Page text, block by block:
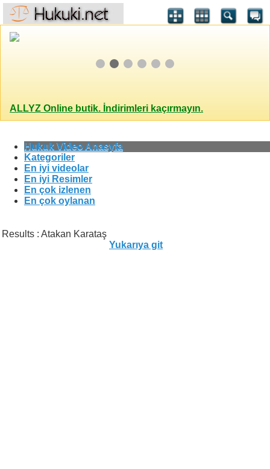
ALLYZ Online butik. İndirimleri kaçırmayın.
Hukuk Video Anasyfa
Kategoriler
En iyi videolar
En iyi Resimler
En çok izlenen
En çok oylanan
Results : Atakan Karataş
Yukarıya git